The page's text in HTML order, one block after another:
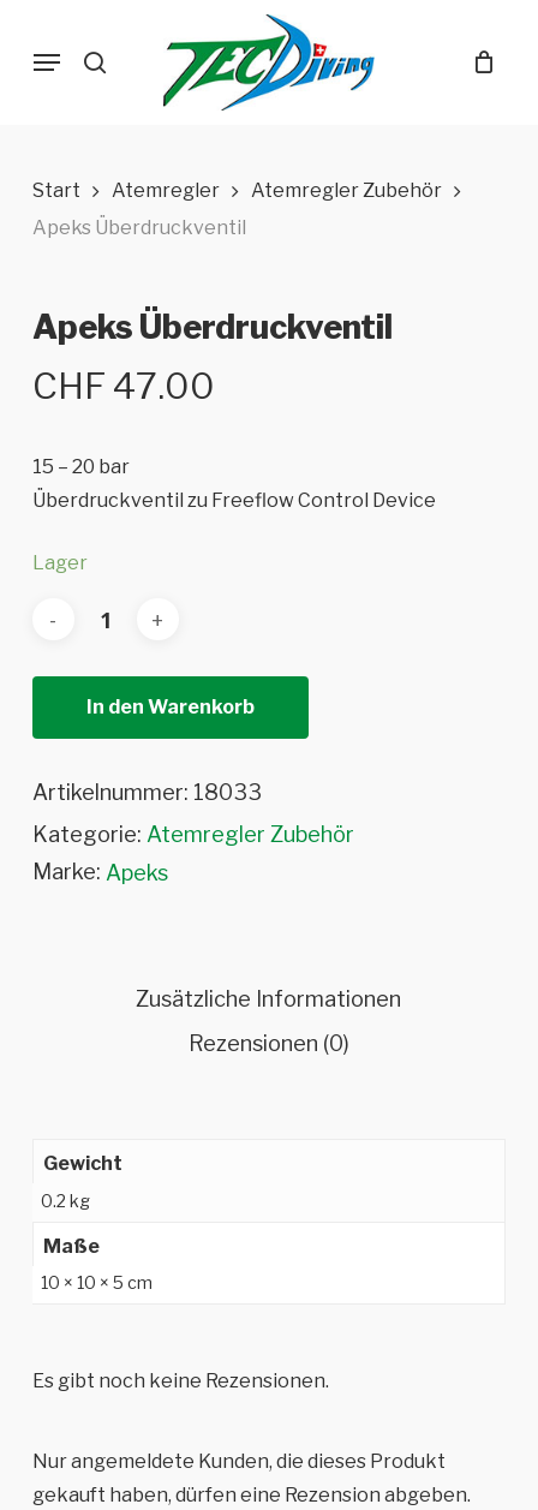
search
Menu
Start Atemregler
Atemregler Zubehör
Apeks Überdruckventil
Apeks Überdruckventil
CHF 47.00
15 – 20 bar
Überdruckventil zu Freeflow Control Device
Lager
In den Warenkorb
Artikelnummer: 18033
Kategorie: Atemregler Zubehör
Marke: Apeks
Zusätzliche Informationen
Rezensionen (0)
Gewicht
0.2 kg
Maße
10 × 10 × 5 cm
Es gibt noch keine Rezensionen.
Nur angemeldete Kunden, die dieses Produkt
gekauft haben, dürfen eine Rezension abgeben.